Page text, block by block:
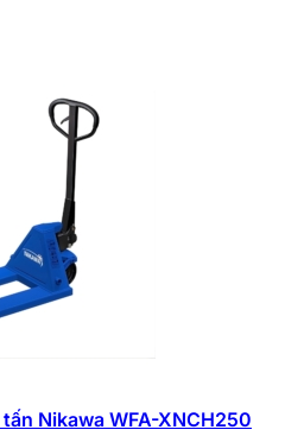
Nikawa WFA-XNCH250